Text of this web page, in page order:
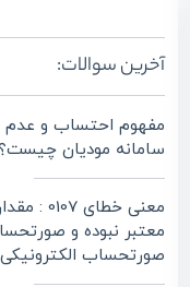
آخرین سوالات:
مفهوم احتساب و عدم
سامانه مودیان
معنی
معتبر نبوده و
صورتحساب